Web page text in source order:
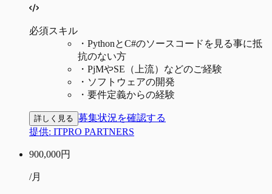
必須スキル
・ PythonとC#のソースコードを見る事に抵
抗のない方
・ PjMやSE（上流）などのご経験
・ ソフトウェアの開発
・ 要件定義からの経験
詳しく見る 募集状況を確認する
提供: ITPRO PARTNERS
900,000円
/月